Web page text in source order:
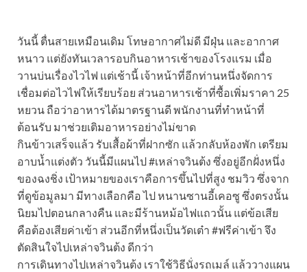
วันนี้ ตื่นสายเหมือนเดิม โทษอากาศไม่ดี มีฝุ่น และอากาศ
หนาว แต่ยังทันเวลารอบกินอาหารเช้าของโรงแรม เมื่อ
วานบ่นเรื่องไวไฟ แต่เช้านี้ เจ้าหน้าที่อีกท่านหนึ่งจัดการ
เชื่อมต่อไวไฟให้เรียบร้อย ส่วนอาหารเช้าที่ซื้อเพิ่มราคา 25
หยวน ถือว่าอาหารได้มาตรฐานดี พนักงานที่ทำหน้าที่
ต้อนรับ มาช่วยเติมอาหารอย่างไม่ขาด
กินข้าวเสร็จแล้ว รับเสื้อผ้าที่ฝากซัก แล้วกลับห้องพัก เตรียม
อาบน้ำแต่งตัว วันนี้มีแผนไป #เหล่าจวินต้ง ซึ่งอยู่อีกฝั่งหนึ่ง
ของฉงชิ่ง เป้าหมายของเราคือการขึ้นไปที่สูง ชมวิว ซึ่งจาก
ที่ดูข้อมูลมา มีทางเลือกคือ ไป หนานซานอี้เคอซู ซึ่งตรงนั้น
นิยมไปตอนกลางคืน และมีร้านหม้อไฟแถวนั้น แต่ข้อเสีย
คือต้องเสียค่าเข้า ส่วนอีกที่หนึ่งเป็นวัดเต๋า #ฟรีค่าเข้า จึง
ตัดสินใจไปเหล่าจวินต้ง ดีกว่า
การเดินทางไปเหล่าจวินต้ง เราใช้วิธีนั่งรถเมล์ แล้ววางแผน